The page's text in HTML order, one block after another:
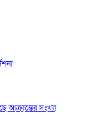
আক্রান্তের সংখ্যা